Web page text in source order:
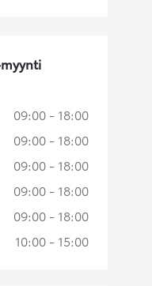
09:00 - 18:00
09:00 - 18:00
09:00 - 18:00
09:00 - 18:00
09:00 - 18:00
10:00 - 15:00